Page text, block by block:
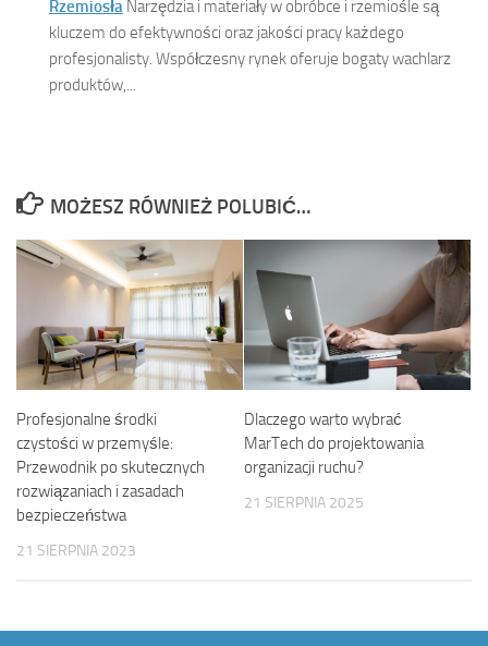
Rzemiosła Narzędzia i materiały w obróbce i rzemiośle są
kluczem do efektywności oraz jakości pracy każdego
profesjonalisty. Współczesny rynek oferuje bogaty wachlarz
produktów,...
MOŻESZ RÓWNIEŻ POLUBIĆ…
Profesjonalne środki
czystości w przemyśle:
Przewodnik po skutecznych
rozwiązaniach i zasadach
bezpieczeństwa
21 SIERPNIA 2023
Dlaczego warto wybrać
MarTech do projektowania
organizacji ruchu?
21 SIERPNIA 2025